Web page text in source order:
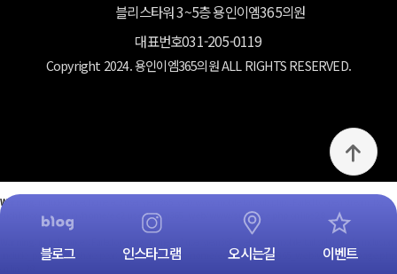
블로그 인스타그램 오시는길 이벤트
블리스타워 3~5층 용인이엠365의원
대표번호031-205-0119
Copyright 2024. 용인이엠365의원 ALL RIGHTS RESERVED.
Warning
such file or directory in
/home/ec2-user/yiem365_web/www/subpage.php
(include_path='.:/usr/share/pear:/usr/share/php') in
/home/ec2-user/yiem365_web/www/subpage.php